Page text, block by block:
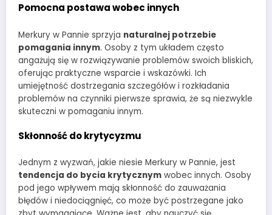
Pomocna postawa wobec innych
Merkury w Pannie sprzyja naturalnej potrzebie
pomagania innym. Osoby z tym układem często
angażują się w rozwiązywanie problemów swoich bliskich,
oferując praktyczne wsparcie i wskazówki. Ich
umiejętność dostrzegania szczegółów i rozkładania
problemów na czynniki pierwsze sprawia, że są niezwykle
skuteczni w pomaganiu innym.
Skłonność do krytycyzmu
Jednym z wyzwań, jakie niesie Merkury w Pannie, jest
tendencja do bycia krytycznym wobec innych. Osoby
pod jego wpływem mają skłonność do zauważania
błędów i niedociągnięć, co może być postrzegane jako